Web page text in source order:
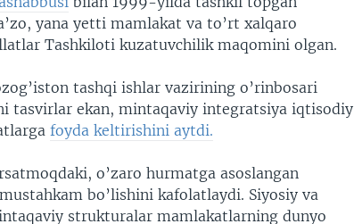
yana yetti mamlakat va to’rt xalqaro
Tashkiloti kuzatuvchilik maqomini olgan.
tashqi ishlar vazirining o’rinbosari
tasvirlar ekan, mintaqaviy integratsiya iqtisodiy
foyda keltirishini aytdi.
o’zaro hurmatga asoslangan
bo’lishini kafolatlaydi. Siyosiy va
strukturalar mamlakatlarning dunyo